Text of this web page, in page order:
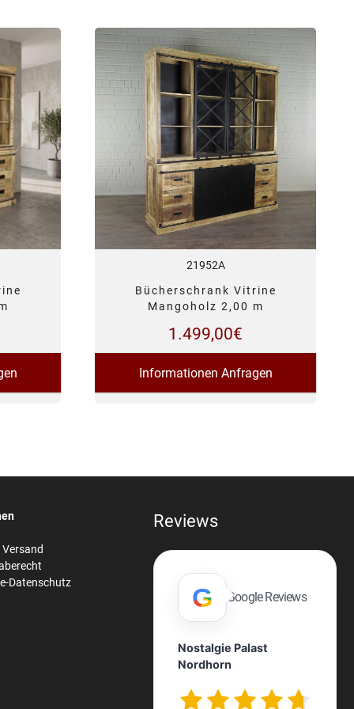
21952A
Bücherschrank Vitrine
Mangoholz 2,00 m
1.499,00€
Informationen Anfragen
Datenschutz
Reviews
G Google Reviews
Nostalgie Palast
Nordhorn